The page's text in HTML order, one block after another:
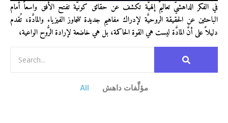
في الفكر الداهشيّ تعاليمٌ إلهيَّة تكشف عن حقائق كونيَّة تفتح الأفق واسعاً أمام
الباحثين عن الحقيقة الروحيَّة لإدراك مفاهيم جديدة تتجاوز الفيزياء والمادَّة، تُقدم
دليلاً على أنَّ المادَّة ليست هي القوة الحاكمة، بل هي خاضعة لإرادة الرُّوح الواعية،
All مؤلَّفات داهش